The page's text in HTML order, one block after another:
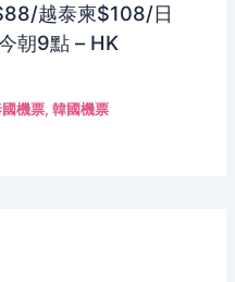
越泰柬$108/日
朝9點 – HK
機票,韓國機票